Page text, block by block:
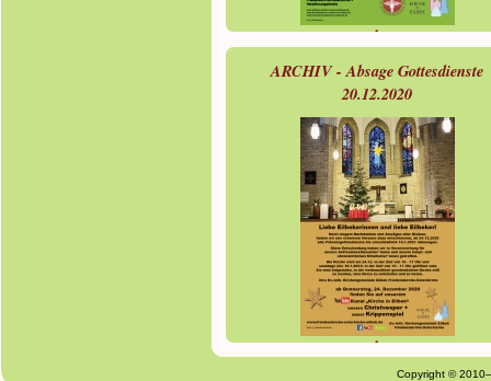
mehr »
ARCHIV - Absage Gottesdienste
20.12.2020
mehr »
Copyright ©